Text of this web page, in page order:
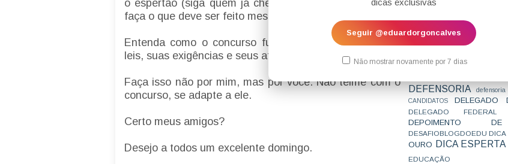
dicas exclusivas
Seguir @eduardorgoncalves
Não mostrar novamente por 7 dias
o espertão (siga quem já chegou lá, aprenda com eles,
faça o que deve ser feito mesmo que não concorde).
Entenda como o concurso funciona, suas regras, suas
leis, suas exigências e seus atalhos.
Faça isso não por mim, mas por você. Não teime com o
concurso, se adapte a ele.
Certo meus amigos?
Desejo a todos um excelente domingo.
CONCURSOS NÍVEL
CORTE
CPC2015
CPI
CRONOGRAMA
CTB
CURSO ESTUDO
PARA A SUBJETIVA
DEFENSORIA
defensoria
CANDIDATOS
DELEGADO
DELEGADO FEDERAL
DEPOIMENTO
DESAFIOBLOGDOEDU DICA
OURO DICA ESPERTA
EDUCAÇÃO